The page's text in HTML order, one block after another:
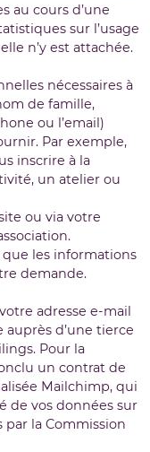
au cours d’une
sur l’usage
n’y est attachée.
nécessaires à
de famille,
ou l’email)
Par exemple,
inscrire à la
un atelier ou
ou via votre
les informations
demande.
adresse e-mail
d’une tierce
Pour la
un contrat de
Mailchimp, qui
de vos données sur
par la Commission